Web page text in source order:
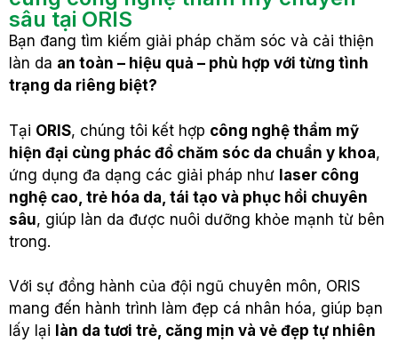
sâu tại ORIS
Bạn đang tìm kiếm giải pháp chăm sóc và cải thiện
làn da an toàn – hiệu quả – phù hợp với từng tình
trạng da riêng biệt?
Tại ORIS, chúng tôi kết hợp công nghệ thẩm mỹ
hiện đại cùng phác đồ chăm sóc da chuẩn y khoa,
ứng dụng đa dạng các giải pháp như laser công
nghệ cao, trẻ hóa da, tái tạo và phục hồi chuyên
sâu, giúp làn da được nuôi dưỡng khỏe mạnh từ bên
trong.
Với sự đồng hành của đội ngũ chuyên môn, ORIS
mang đến hành trình làm đẹp cá nhân hóa, giúp bạn
lấy lại làn da tươi trẻ, căng mịn và vẻ đẹp tự nhiên